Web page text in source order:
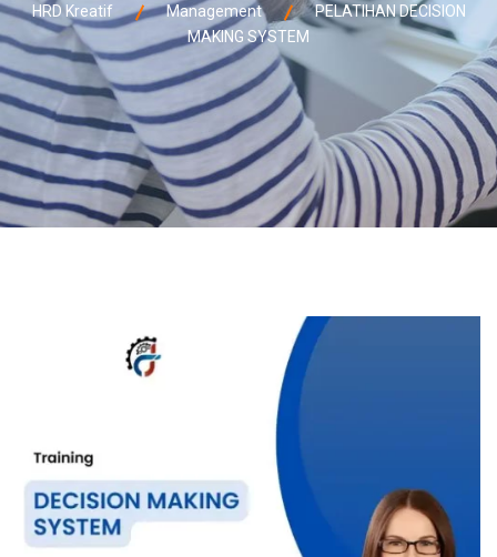
HRD Kreatif Management
PELATIHAN DECISION
MAKING SYSTEM